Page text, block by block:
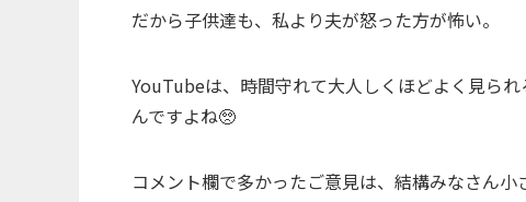
だから子供達も、私より夫が怒った方が怖い。
YouTubeは、時間守れて大人しくほどよく見ら
んですよね🥺
コメント欄で多かったご意見は、結構みなさん